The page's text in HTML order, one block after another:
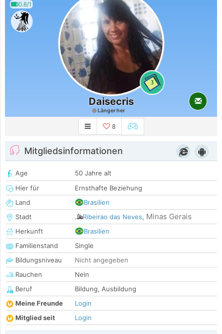
0.8/1
3
Daisecris
Länger her
8
Mitgliedsinformationen
Age
50 Jahre alt
Hier für
Ernsthafte Beziehung
Land
Brasilien
Stadt
Ribeirao das Neves, Minas Gerais
Herkunft
Brasilien
Familienstand
Single
Bildungsniveau
Nicht angegeben
Rauchen
Nein
Beruf
Bildung, Ausbildung
Meine Freunde
Login
Mitglied seit
Login